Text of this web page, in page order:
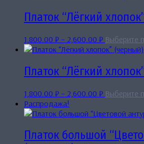
–
2,600.00 ₽
Платок “Лёгкий
1,800.00 ₽ – 2,600.00 ₽Диапазон
цен:
–
2,600.00 ₽
Выберите
Платок “Лёгкий
1,800.00 ₽ – 2,600.00 ₽Диапазон
1,800.00 ₽
2,600.00 ₽
Выберите
Распродажа!
Платок большой